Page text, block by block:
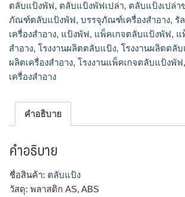
ตลับแป้งพัฟ, ตลับแป้งพัฟเปล่า, ตลับแป้งเปล่า
ภัณฑ์ตลับแป้งพัฟ, บรรจุภัณฑ์เครื่องสำอาง, รั
เครื่องสำอาง, แป้งพัฟ, แพ็คเกจตลับแป้งพัฟ, แ
สำอาง, โรงงานผลิตตลับแป้ง, โรงงานผลิตตลั
ผลิตเครื่องสำอาง, โรงงานแพ็คเกจตลับแป้งพัฟ,
เครื่องสำอาง
คำอธิบาย
คำอธิบาย
ชื่อสินค้า: ตลับแป้ง
วัสดุ: พลาสติก AS, ABS